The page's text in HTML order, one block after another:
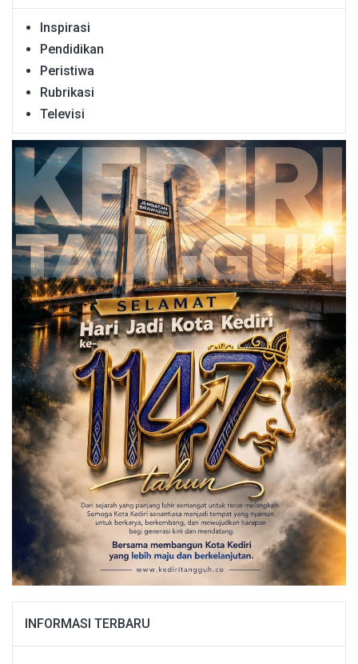
Inspirasi
Pendidikan
Peristiwa
Rubrikasi
Televisi
INFORMASI TERBARU